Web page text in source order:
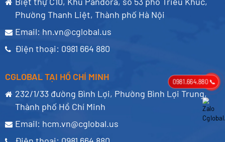
Phường Thanh Liệt, Thành phố Hà Nội
Email: hn.vn@cglobal.us
Điện thoại: 0981 664 880
CGLOBAL TẠI HỒ CHÍ MINH
232/1/33 đường Bình Lợi, Phường Bình Lợi Trung,
Thành phố Hồ Chí Minh
Email: hcm.vn@cglobal.us
0981.664.880 📞